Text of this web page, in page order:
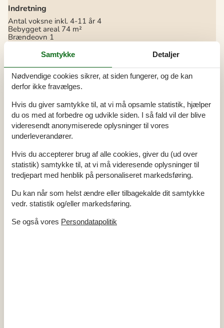
Indretning
Antal voksne inkl. 4-11 år 4
Bebygget areal 74 m²
Brændeovn 1
Byggeår 1982
Frysekapacitet (antal liter)
Husdyr 1
Renoveringsår 2017
Varmepumpe
Varmepumpe luft til luft
Vaskemaskine 1
Køkken
Antal keramiske kogeplader 4
Køleskab 1
Opvaskemaskine 1
Varmluftovn 1
Multimedier
> 3 tyske kanaler
1-3 danske kanaler
1-3 norske kanaler
Antal tv'er 1
Samtykke Detaljer
Nødvendige cookies sikrer, at siden fungerer, og de kan
derfor ikke fravælges.
Hvis du giver samtykke til, at vi må opsamle statistik, hjælper
du os med at forbedre og udvikle siden. I så fald vil der blive
videresendt anonymiserede oplysninger til vores
underleverandører.
Hvis du accepterer brug af alle cookies, giver du (ud over
statistik) samtykke til, at vi må videresende oplysninger til
tredjepart med henblik på personaliseret markedsføring.
Du kan når som helst ændre eller tilbagekalde dit samtykke
vedr. statistik og/eller markedsføring.
Se også vores Persondatapolitik